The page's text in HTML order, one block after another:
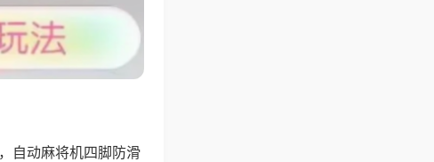
自动麻将机四脚防滑